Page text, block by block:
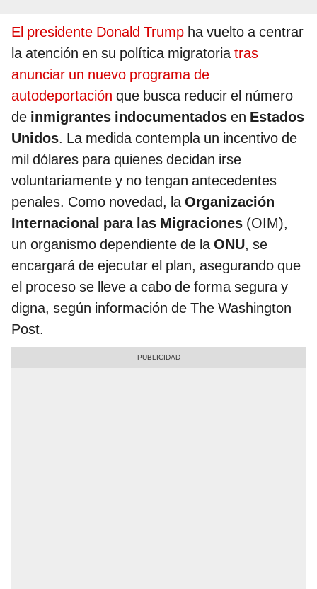
El presidente Donald Trump ha vuelto a centrar
la atención en su política migratoriatras
anunciar un nuevo programa de
autodeportación que busca reducir el número
de inmigrantes indocumentados en Estados
Unidos. La medida contempla un incentivo de
mil dólares para quienes decidan irse
voluntariamente y no tengan antecedentes
penales. Como novedad, laOrganización
Internacional para las Migraciones (OIM),
un organismo dependiente de laONU, se
encargará de ejecutar el plan, asegurando que
el proceso se lleve a cabo de forma segura y
digna, según información de The Washington
Post.